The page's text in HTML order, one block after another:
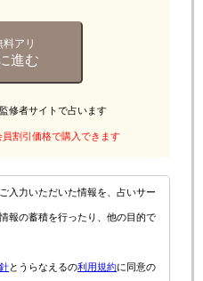
アリ
進む
修者サイトで占います
員割引価格で購入できます
入力いただいた情報を、占いサー
報の蓄積を行ったり、他の目的で
とうらなえるの利用規約に同意の